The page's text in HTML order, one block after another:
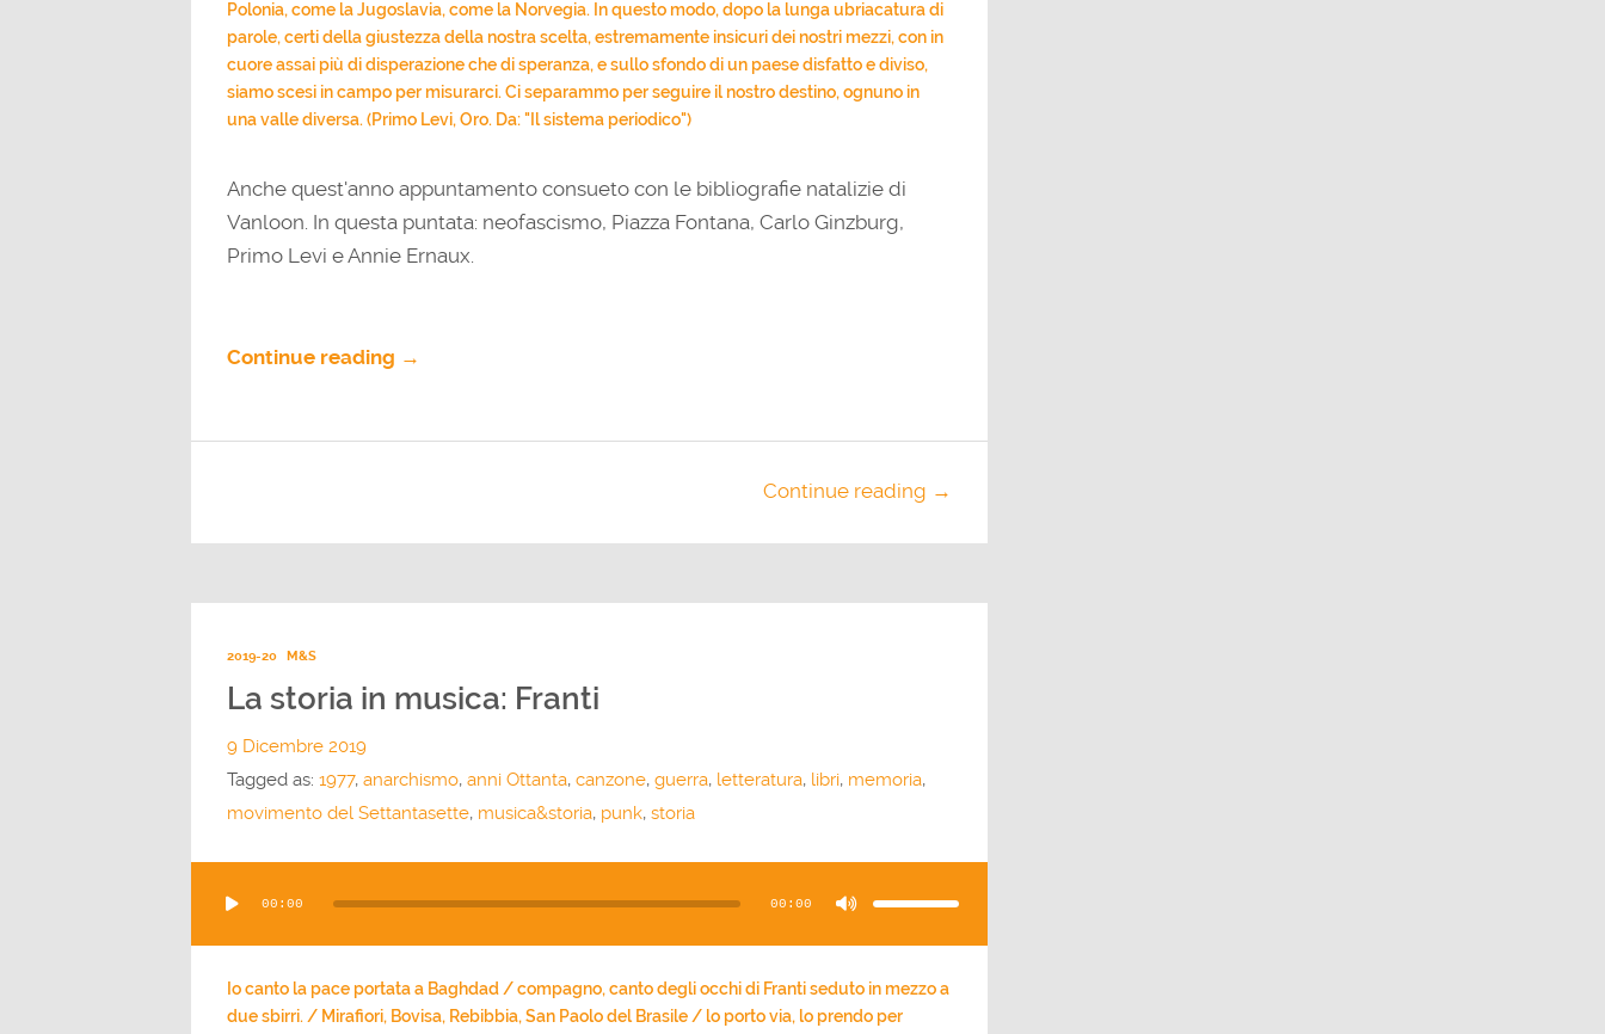
Polonia, come la Jugoslavia, come la Norvegia. In questo modo, dopo la lunga ubriacatura di
parole, certi della giustezza della nostra scelta, estremamente insicuri dei nostri mezzi, con in
cuore assai più di disperazione che di speranza, e sullo sfondo di un paese disfatto e diviso,
siamo scesi in campo per misurarci. Ci separammo per seguire il nostro destino, ognuno in
una valle diversa. (Primo Levi, Oro. Da: "Il sistema periodico")
Anche quest'anno appuntamento consueto con le bibliografie natalizie di
Vanloon. In questa puntata: neofascismo, Piazza Fontana, Carlo Ginzburg,
Primo Levi e Annie Ernaux.
Continue reading →
Continue reading →
2019-20 M&S
La storia in musica: Franti
9 Dicembre 2019
Tagged as: 1977, anarchismo, anni Ottanta, canzone, guerra, letteratura, libri, memoria,
movimento del Settantasette, musica&storia, punk, storia
Player
00:00 00:00
freccia
aumentare
il
volume.
Io canto la pace portata a Baghdad / compagno, canto degli occhi di Franti seduto in mezzo a
due sbirri. / Mirafiori, Bovisa, Rebibbia, San Paolo del Brasile / lo porto via, lo prendo per